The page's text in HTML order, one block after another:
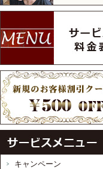
キャンペーン